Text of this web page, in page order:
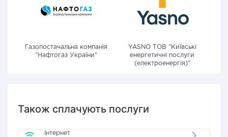
Газопостачальна компанія
"Нафтогаз України"
YASNO ТОВ "Київські
енергетичні послуги
(електроенергія)"
Також сплачують послуги
Інтернет